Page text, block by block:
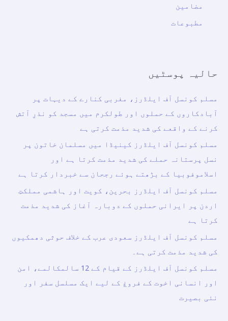
مضامین
مطبوعات
حالیہ پوسٹیں
مسلم کونسل آف ایلڈرز، مغربی کنارے کے دیہات پر
آبادکاروں کے حملوں اور طولکرم میں مسجد کو نذرِ آتش
کرنے کے واقعے کی شدید مذمت کرتی ہے
مسلم کونسل آف ایلڈرز کینیڈا میں مسلمان خاتون پر
نسل پرستانہ حملے کی شدید مذمت کرتا ہے اور
اسلاموفوبیا کے بڑھتے ہوئے رجحان سے خبردار کرتا ہے
مسلم کونسل آف ایلڈرز بحرین، کویت اور ہاشمی مملکتِ
اردن پر ایرانی حملوں کے دوبارہ آغاز کی شدید مذمت
کرتا ہے
مسلم کونسل آف ایلڈرز سعودی عرب کے خلاف حوثی دھمکیوں
کی شدید مذمت کرتی ہے۔
مسلم کونسل آف ایلڈرز کے قیام کے 12 سالمکالمے، امن
اور انسانی اخوت کے فروغ کے لیے ایک مسلسل سفر اور
نئی بصیرت